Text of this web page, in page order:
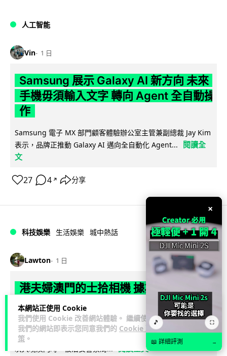
本網站正使用 Cookie
我們使用 Cookie 改善網站體驗。 繼續使用
我們的網站即表示您同意我們的 Cookie 政
策 。
人工智能
Vin 1 日
Samsung 展示 Galaxy AI 新方向 未來
手機毋須輸入文字 轉向 Agent 全自動操
作
Samsung 電子 MX 部門顧客體驗辦公室主管兼副總裁 Jay Kim
表示，品牌正推動 Galaxy AI 邁向全自動化 Agent...
閱讀全
文
27 4 ↗ 分享
科技娛樂 生活娛樂 城中熱話
Lawton 1 日
港夫婦澳門的士拾相機 據為己有被的士
Cam 睇到 2 個月後再入境被捕
一對香港夫婦今年 5 月遊澳門乘的士拾獲他人遺留相機及電
池，拾遺不報並帶返香港自用。兩人本月 2 日經港珠澳大橋再
次入境澳門時，被治安警察局... 閱讀全文
×
🎵 ⛶
📖 詳細評測 →